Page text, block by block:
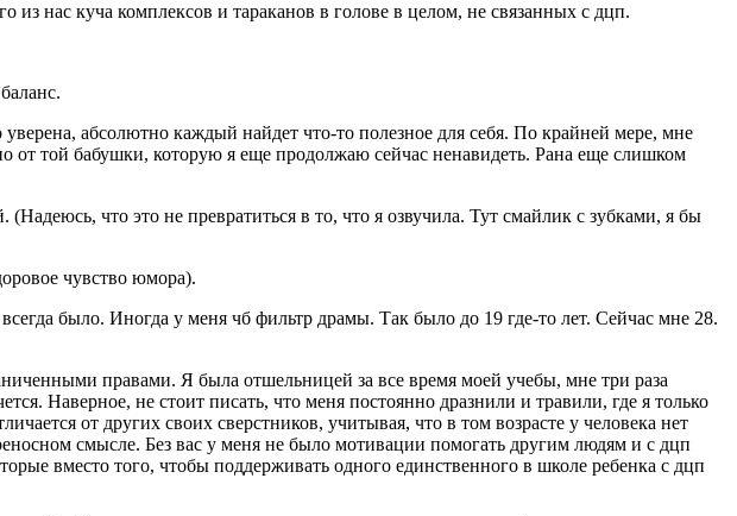
нас куча комплексов и тараканов в голове в целом, не связанных с дцп.
абсолютно каждый найдет что-то полезное для себя. По крайней мере, мне
от той бабушки, которую я еще продолжаю сейчас ненавидеть. Рана еще слишком
что это не превратиться в то, что я озвучила. Тут смайлик с зубками, я бы
чувство юмора).
было. Иногда у меня чб фильтр драмы. Так было до 19 где-то лет. Сейчас мне 28.
правами. Я была отшельницей за все время моей учебы, мне три раза
Наверное, не стоит писать, что меня постоянно дразнили и травили, где я только
от других своих сверстников, учитывая, что в том возрасте у человека нет
смысле. Без вас у меня не было мотивации помогать другим людям и с дцп
вместо того, чтобы поддерживать одного единственного в школе ребенка с дцп